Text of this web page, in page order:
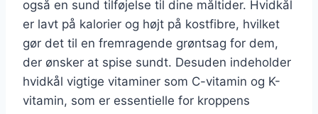
også en sund tilføjelse til dine måltider. Hvidkål
er lavt på kalorier og højt på kostfibre, hvilket
gør det til en fremragende grøntsag for dem,
der ønsker at spise sundt. Desuden indeholder
hvidkål vigtige vitaminer som C-vitamin og K-
vitamin, som er essentielle for kroppens